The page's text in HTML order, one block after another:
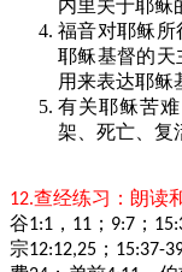
内里关于耶稣
福音对耶稣所
耶稣基督的天
用来表达耶稣
有关耶稣苦
架、死亡、复
12.查经练习： 朗读
谷1:1 ， 11 ； 9:7 ；
宗12:12,25 ； 15:37-